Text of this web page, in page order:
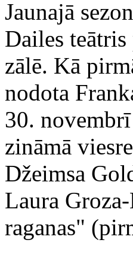
Jaunajā
Dailes teātris
zālē. Kā
nodota
30.
zināmā
Džeimsa
Laura
raganas"